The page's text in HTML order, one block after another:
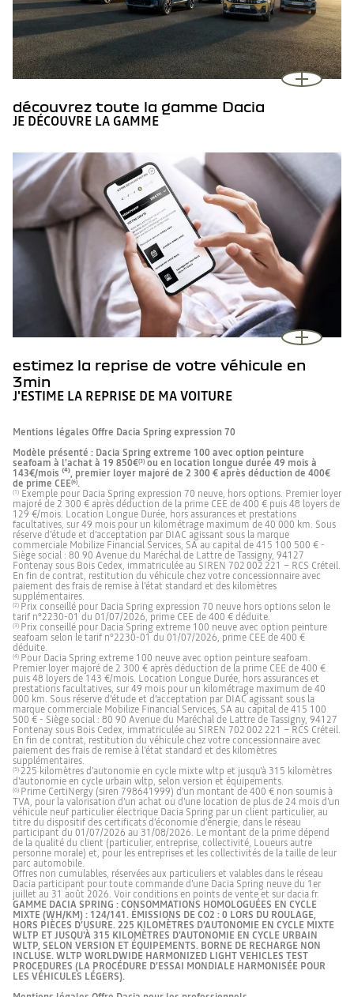
découvrez toute la gamme Dacia
JE DÉCOUVRE LA GAMME
estimez la reprise de votre véhicule en
3min
J'ESTIME LA REPRISE DE MA VOITURE
Mentions légales Offre Dacia Spring expression 70
Modèle présenté : Dacia Spring extreme 100 avec option peinture
seafoam à l'achat à 19 850€(3) ou en location longue durée 49 mois à
143€/mois ⁽⁴⁾, premier loyer majoré de 2 300 € après déduction de 400€
de prime CEE(6).
(1) Exemple pour Dacia Spring expression 70 neuve, hors options. Premier loyer
majoré de 2 300 € après déduction de la prime CEE de 400 € puis 48 loyers de
129 €/mois. Location Longue Durée, hors assurances et prestations
facultatives, sur 49 mois pour un kilométrage maximum de 40 000 km. Sous
réserve d'étude et d’acceptation par DIAC agissant sous la marque
commerciale Mobilize Financial Services, SA au capital de 415 100 500 € -
Siège social : 80 90 Avenue du Maréchal de Lattre de Tassigny, 94127
Fontenay sous Bois Cedex, immatriculée au SIREN 702 002 221 – RCS Créteil.
En fin de contrat, restitution du véhicule chez votre concessionnaire avec
paiement des frais de remise à l’état standard et des kilomètres
supplémentaires.
(2) Prix conseillé pour Dacia Spring expression 70 neuve hors options selon le
tarif n°2230-01 du 01/07/2026, prime CEE de 400 € déduite.
(3) Prix conseillé pour Dacia Spring extreme 100 neuve avec option peinture
seafoam selon le tarif n°2230-01 du 01/07/2026, prime CEE de 400 €
déduite.
(4) Pour Dacia Spring extreme 100 neuve avec option peinture seafoam.
Premier loyer majoré de 2 300 € après déduction de la prime CEE de 400 €
puis 48 loyers de 143 €/mois. Location Longue Durée, hors assurances et
prestations facultatives, sur 49 mois pour un kilométrage maximum de 40
000 km. Sous réserve d'étude et d’acceptation par DIAC agissant sous la
marque commerciale Mobilize Financial Services, SA au capital de 415 100
500 € - Siège social : 80 90 Avenue du Maréchal de Lattre de Tassigny, 94127
Fontenay sous Bois Cedex, immatriculée au SIREN 702 002 221 – RCS Créteil.
En fin de contrat, restitution du véhicule chez votre concessionnaire avec
paiement des frais de remise à l’état standard et des kilomètres
supplémentaires.
(5) 225 kilomètres d’autonomie en cycle mixte wltp et jusqu'à 315 kilomètres
d'autonomie en cycle urbain wltp, selon version et équipements.
(6) Prime CertiNergy (siren 798641999) d’un montant de 400 € non soumis à
TVA, pour la valorisation d’un achat ou d'une location de plus de 24 mois d’un
véhicule neuf particulier électrique Dacia Spring par un client particulier, au
titre du dispositif des certificats d’économie d’énergie, dans le réseau
participant du 01/07/2026 au 31/08/2026. Le montant de la prime dépend
de la qualité du client (particulier, entreprise, collectivité, Loueurs autre
personne morale) et, pour les entreprises et les collectivités de la taille de leur
parc automobile.
Offres non cumulables, réservées aux particuliers et valables dans le réseau
Dacia participant pour toute commande d’une Dacia Spring neuve du 1er
juillet au 31 août 2026. Voir conditions en points de vente et sur dacia.fr.
GAMME DACIA SPRING : CONSOMMATIONS HOMOLOGUÉES EN CYCLE
MIXTE (WH/KM) : 124/141. ÉMISSIONS DE CO2 : 0 LORS DU ROULAGE,
HORS PIÈCES D’USURE. 225 KILOMÈTRES D’AUTONOMIE EN CYCLE MIXTE
WLTP ET JUSQU'À 315 KILOMÈTRES D'AUTONOMIE EN CYCLE URBAIN
WLTP, SELON VERSION ET ÉQUIPEMENTS. BORNE DE RECHARGE NON
INCLUSE. WLTP WORLDWIDE HARMONIZED LIGHT VEHICLES TEST
PROCEDURES (LA PROCÉDURE D'ESSAI MONDIALE HARMONISÉE POUR
LES VÉHICULES LÉGERS).